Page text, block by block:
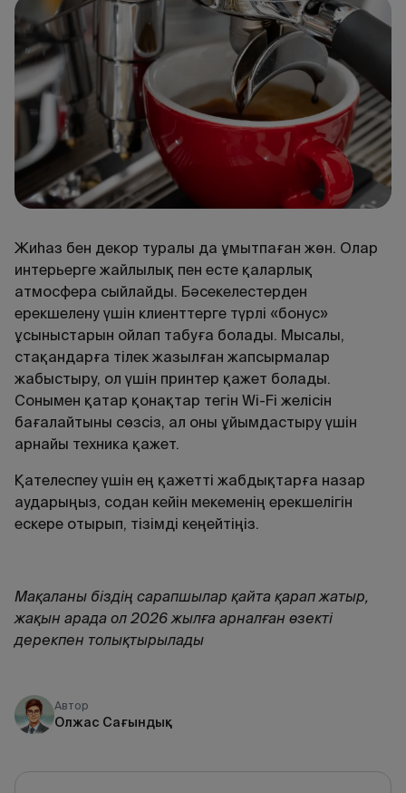
Жиһаз бен декор туралы да ұмытпаған жөн. Олар
интерьерге жайлылық пен есте қаларлық
атмосфера сыйлайды. Бәсекелестерден
ерекшелену үшін клиенттерге түрлі «бонус»
ұсыныстарын ойлап табуға болады. Мысалы,
стақандарға тілек жазылған жапсырмалар
жабыстыру, ол үшін принтер қажет болады.
Сонымен қатар қонақтар тегін Wi-Fi желісін
бағалайтыны сөзсіз, ал оны ұйымдастыру үшін
арнайы техника қажет.
Қателеспеу үшін ең қажетті жабдықтарға назар
аударыңыз, содан кейін мекеменің ерекшелігін
ескере отырып, тізімді кеңейтіңіз.
Мақаланы біздің сарапшылар қайта қарап жатыр,
жақын арада ол 2026 жылға арналған өзекті
дерекпен толықтырылады
Автор
Олжас Сағындық